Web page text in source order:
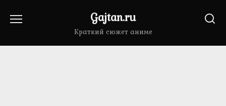
Gajtan.ru
Краткий сюжет аниме